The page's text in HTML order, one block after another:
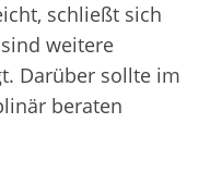
schließt sich
weitere
Darüber sollte im
beraten